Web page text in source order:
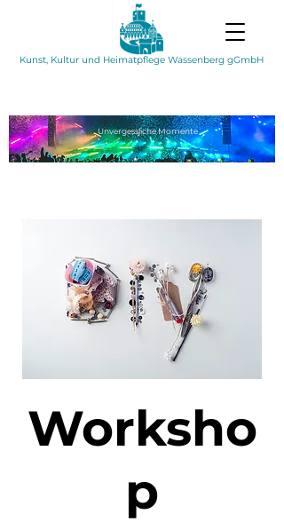
Kunst, Kultur und Heimatpflege Wassenberg gGmbH
UnvergesslicheMomente
Worksho
p